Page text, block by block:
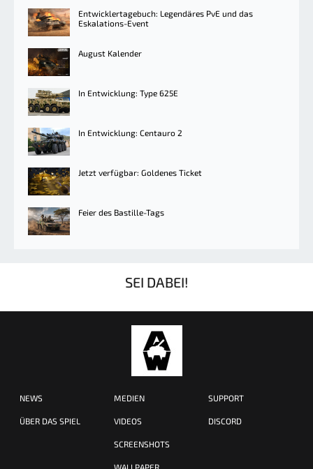
Entwicklertagebuch: Legendäres PvE und das
Eskalations-Event
August Kalender
In Entwicklung: Type 625E
In Entwicklung: Centauro 2
Jetzt verfügbar: Goldenes Ticket
Feier des Bastille-Tags
SEI DABEI!
NEWS
ÜBER DAS SPIEL
MEDIEN
VIDEOS
SCREENSHOTS
WALLPAPER
SUPPORT
DISCORD